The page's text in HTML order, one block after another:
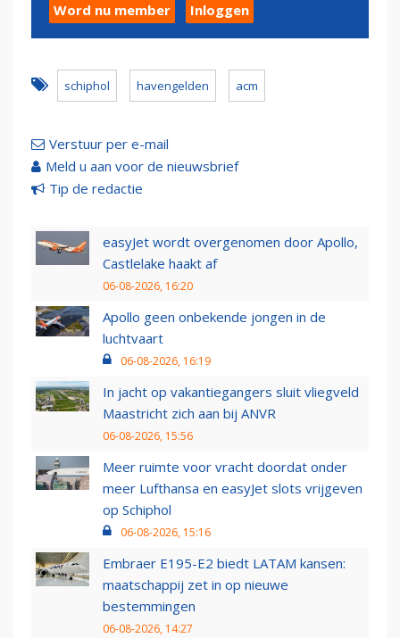
Word nu member Inloggen
schiphol havengelden acm
Verstuur per e-mail
Meld u aan voor de nieuwsbrief
Tip de redactie
easyJet wordt overgenomen door Apollo,
Castlelake haakt af
06-08-2026, 16:20
Apollo geen onbekende jongen in de
luchtvaart
06-08-2026, 16:19
In jacht op vakantiegangers sluit vliegveld
Maastricht zich aan bij ANVR
06-08-2026, 15:56
Meer ruimte voor vracht doordat onder
meer Lufthansa en easyJet slots vrijgeven
op Schiphol
06-08-2026, 15:16
Embraer E195-E2 biedt LATAM kansen:
maatschappij zet in op nieuwe
bestemmingen
06-08-2026, 14:27